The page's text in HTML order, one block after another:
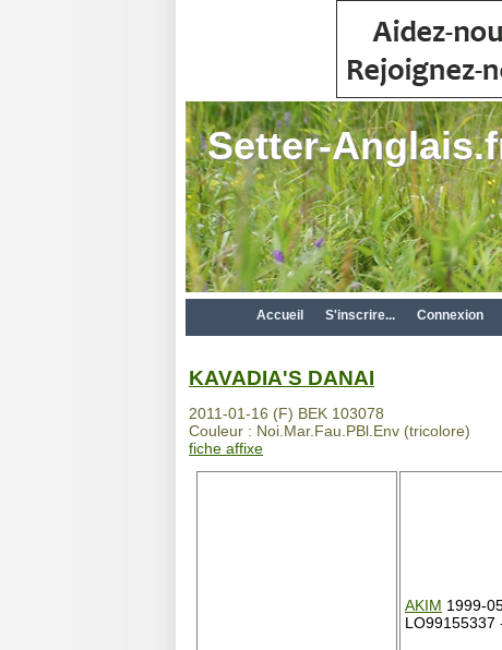
Setter-
Accueil S'inscrire... Connexion
KAVADIA'S DANAI
2011-01-16 (F) BEK 103078
Couleur : Noi.Mar.Fau.PBl.Env (tricolore)
fiche affixe
AKIM 1999-
LO99155337